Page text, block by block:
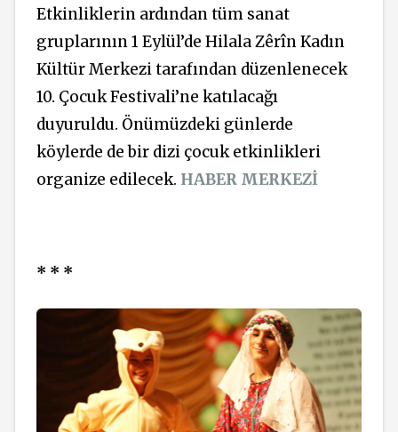
Etkinliklerin ardından tüm sanat
gruplarının 1 Eylül’de Hilala Zêrîn Kadın
Kültür Merkezi tarafından düzenlenecek
10. Çocuk Festivali’ne katılacağı
duyuruldu. Önümüzdeki günlerde
köylerde de bir dizi çocuk etkinlikleri
organize edilecek. HABER MERKEZİ
* * *